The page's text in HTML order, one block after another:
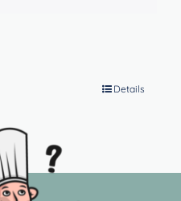
Details